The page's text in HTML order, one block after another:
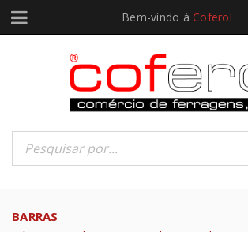
Bem-vindo à Coferol
BARRAS